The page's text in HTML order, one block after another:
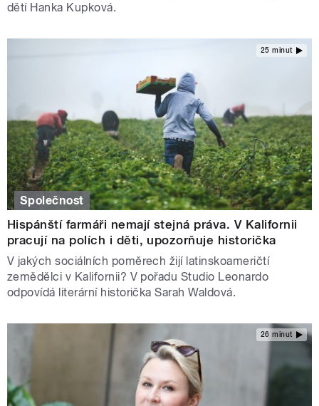
dětí Hanka Kupková.
25 minut
Společnost
Hispánští farmáři nemají stejná práva. V Kalifornii
pracují na polích i děti, upozorňuje historička
V jakých sociálních poměrech žijí latinskoameričtí
zemědělci v Kalifornii? V pořadu Studio Leonardo
odpovídá literární historička Sarah Waldová.
26 minut